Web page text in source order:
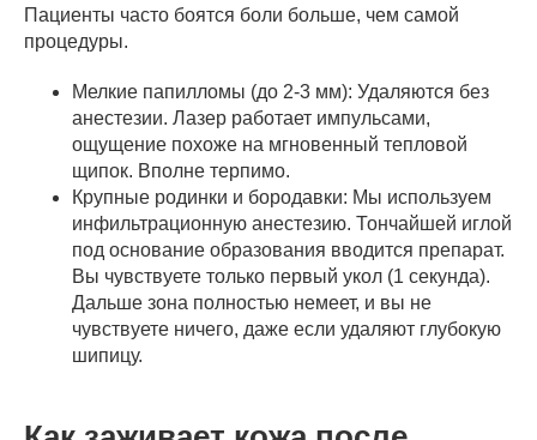
Пациенты часто боятся боли больше, чем самой
процедуры.
Мелкие папилломы (до 2-3 мм): Удаляются без
анестезии. Лазер работает импульсами,
ощущение похоже на мгновенный тепловой
щипок. Вполне терпимо.
Крупные родинки и бородавки: Мы используем
инфильтрационную анестезию. Тончайшей иглой
под основание образования вводится препарат.
Вы чувствуете только первый укол (1 секунда).
Дальше зона полностью немеет, и вы не
чувствуете ничего, даже если удаляют глубокую
шипицу.